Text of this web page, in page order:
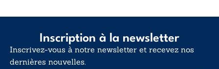
Inscription à la newsletter
Inscrivez-vous à notre newsletter et recevez nos
dernières nouvelles.